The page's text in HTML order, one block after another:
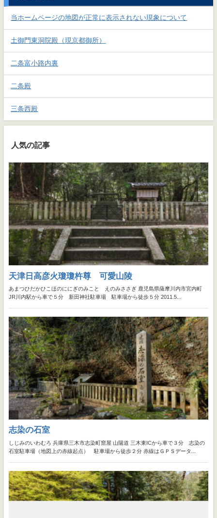
当ホームページの地図が正常に表示されない現象について
土御門東洞院殿（現京都御所）
二条富小路内裏
二条殿
三条西殿
人気の記事